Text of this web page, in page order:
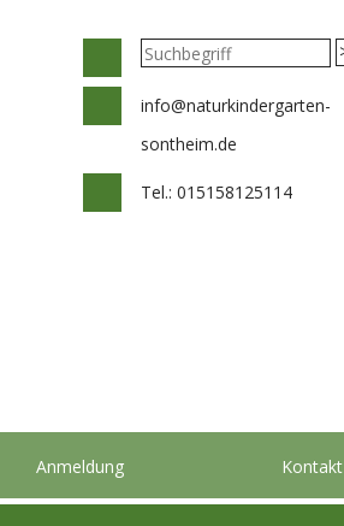
info@naturkindergarten-
sontheim.de
Tel.:015158125114
Anmeldung Kontakt